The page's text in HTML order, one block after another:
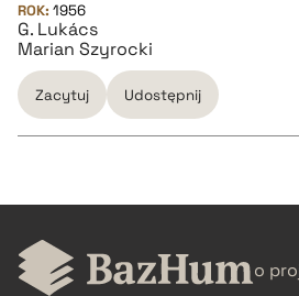
BIBTEX
pobierz cytat
ROK: 1956
G. Lukács
Marian Szyrocki
Zacytuj Udostępnij
CZYSTY TEKST
pobierz cytat o